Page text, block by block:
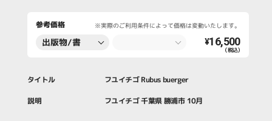
参考価格 ※実際のご利用条件によって価格は変動いたします。
出版物/書
¥16,500
（税込）
タイトル フユイチゴ Rubus buerger
説明 フユイチゴ 千葉県 勝浦市 10月